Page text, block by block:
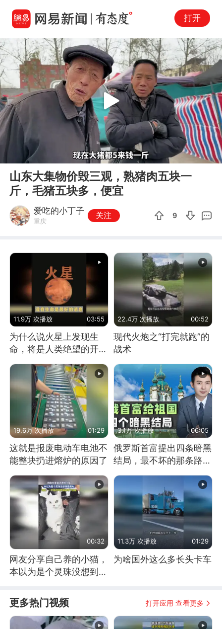
打开
00:00 04:47
Play
山东大集物价毁三观，熟猪肉五块一
斤，毛猪五块多，便宜
爱吃的小丁子
重庆
关注 9
11.9万 次播放 03:55
为什么说火星上发现生
命，将是人类绝望的开
始？
22.4万 次播放 00:52
现代火炮之“打完就跑”的
战术
19.6万 次播放 01:29
这就是报废电动车电池不
能整块扔进熔炉的原因了
3.1万 次播放 06:05
俄罗斯首富提出四条暗黑
结局，最不坏的那条路是
00:32
网友分享自己养的小猫，
本以为是个灵珠没想到是
11.3万 次播放 01:29
为啥国外这么多长头卡车
更多热门视频 打开应用 查看更多